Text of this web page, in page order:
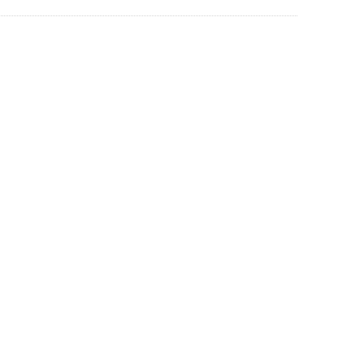
schreiben Sie uns bitte so, wie Sie selbst
Ihrer Meldung"). Eingereichte Meldungen, die
passen, werden im Rahmen dieses